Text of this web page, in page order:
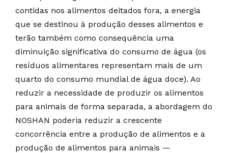
contidas nos alimentos deitados fora, a energia
que se destinou à produção desses alimentos e
terão também como consequência uma
diminuição significativa do consumo de água (os
resíduos alimentares representam mais de um
quarto do consumo mundial de água doce). Ao
reduzir a necessidade de produzir os alimentos
para animais de forma separada, a abordagem do
NOSHAN poderia reduzir a crescente
concorrência entre a produção de alimentos e a
produção de alimentos para animais —